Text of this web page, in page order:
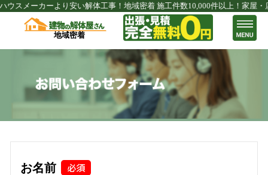
スメーカーより安い解体工事！地域密着 施工件数10,000件以上！家屋・店
地域密着
お名前